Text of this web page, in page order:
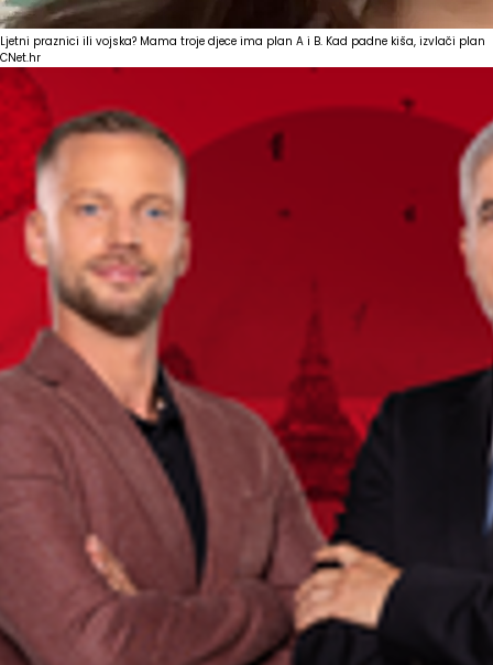
Ljetni praznici ili vojska? Mama troje djece ima plan A i B. Kad padne kiša, izvlači plan
CNet.hr